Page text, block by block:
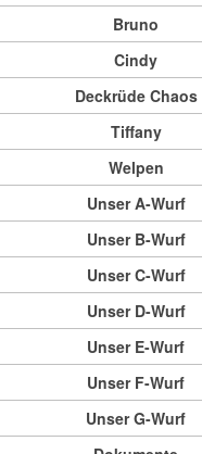
Bruno
Cindy
Deckrüde Chaos
Tiffany
Welpen
Unser A-Wurf
Unser B-Wurf
Unser C-Wurf
Unser D-Wurf
Unser E-Wurf
Unser F-Wurf
Unser G-Wurf